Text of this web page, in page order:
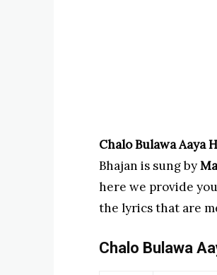
Chalo Bulawa Aaya
Bhajan is sung by
here we provide
the lyrics that are
Chalo Bulawa